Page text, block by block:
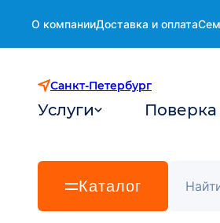
О компанииДоставка и оплата
Санкт-Петербург
Услуги Поверка
Каталог